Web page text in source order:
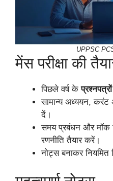
UPPSC
मेंस परीक्षा की
पिछले वर्ष के
सामान्य अध्ययन, करंट
दें।
समय प्रबंधन और मॉक
रणनीति तैयार करें।
नोट्स बनाकर नियमित